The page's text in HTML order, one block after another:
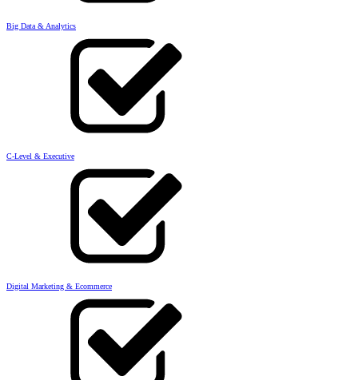
Big Data & Analytics
C-Level & Executive
Digital Marketing & Ecommerce